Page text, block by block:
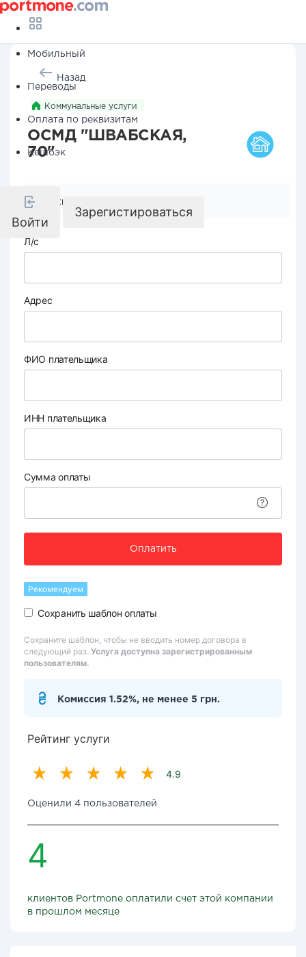
Мобильный
Переводы
Оплата по реквизитам
Кешбэк
Войти
Зарегистироваться
Назад
Коммунальные услуги
ОСМД "ШВАБСКАЯ,
70"
Реквизиты компании
Л/с
Адрес
ФИО плательщика
ИНН плательщика
Сумма оплаты
Оплатить
Рекомендуем
Сохранить шаблон оплаты
Сохраните шаблон, чтобы не вводить номер договора в
следующий раз. Услуга доступна зарегистрированным
пользователям.
Комиссия 1.52%, не менее 5 грн.
Рейтинг услуги
4.9
Оценили 4 пользователей
4
клиентов Portmone оплатили счет этой компании
в прошлом месяце